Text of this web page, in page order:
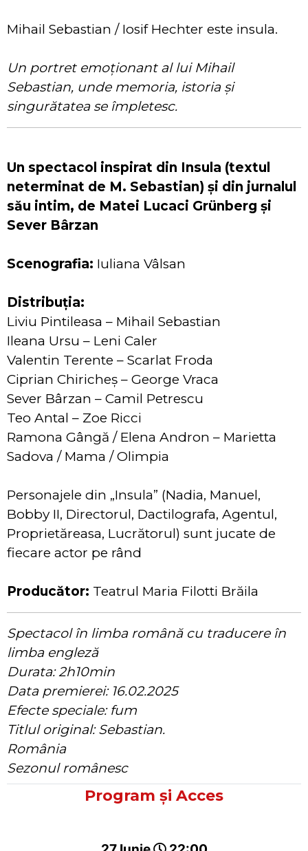
Mihail Sebastian / Iosif Hechter este insula.
Un portret emoționant al lui Mihail
Sebastian, unde memoria, istoria și
singurătatea se împletesc.
Un spectacol inspirat din Insula (textul
neterminat de M. Sebastian) și din jurnalul
său intim, de Matei Lucaci Grünberg și
Sever Bârzan
Scenografia: Iuliana Vâlsan
Distribuția:
Liviu Pintileasa – Mihail Sebastian
Ileana Ursu – Leni Caler
Valentin Terente – Scarlat Froda
Ciprian Chiricheș – George Vraca
Sever Bârzan – Camil Petrescu
Teo Antal – Zoe Ricci
Ramona Gângă / Elena Andron – Marietta
Sadova / Mama / Olimpia
Personajele din „Insula” (Nadia, Manuel,
Bobby II, Directorul, Dactilografa, Agentul,
Proprietăreasa, Lucrătorul) sunt jucate de
fiecare actor pe rând
Producător: Teatrul Maria Filotti Brăila
Spectacol în limba română cu traducere în
limba engleză
Durata: 2h10min
Data premierei: 16.02.2025
Efecte speciale: fum
Titlul original: Sebastian.
România
Sezonul românesc
Program și Acces